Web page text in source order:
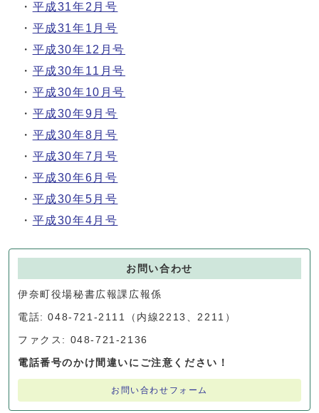
・ 平成31年2月号
・ 平成31年1月号
・ 平成30年12月号
・ 平成30年11月号
・ 平成30年10月号
・ 平成30年9月号
・ 平成30年8月号
・ 平成30年7月号
・ 平成30年6月号
・ 平成30年5月号
・ 平成30年4月号
お問い合わせ
伊奈町役場秘書広報課広報係
電話: 048-721-2111（内線2213、2211）
ファクス: 048-721-2136
電話番号のかけ間違いにご注意ください！
お問い合わせフォーム